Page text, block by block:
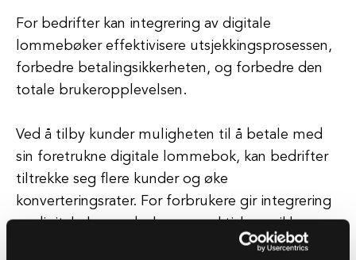
For bedrifter kan integrering av digitale
lommebøker effektivisere utsjekkingsprosessen,
forbedre betalingsikkerheten, og forbedre den
totale brukeropplevelsen.
Ved å tilby kunder muligheten til å betale med
sin foretrukne digitale lommebok, kan bedrifter
tiltrekke seg flere kunder og øke
konverteringsrater. For forbrukere gir integrering
av digitale lommebøker en praktisk og sikker
måte å foreta nettransaksjoner på.